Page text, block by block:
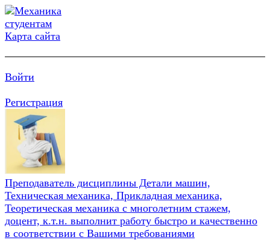
Карта сайта
Войти
Регистрация
Преподаватель дисциплины Детали машин,
Техническая механика, Прикладная механика,
Теоретическая механика с многолетним стажем,
доцент, к.т.н. выполнит работу быстро и качественно
в соответствии с Вашими требованиями